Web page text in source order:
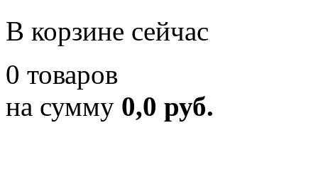
В корзине сейчас
0 товаров
на сумму 0,0 руб.